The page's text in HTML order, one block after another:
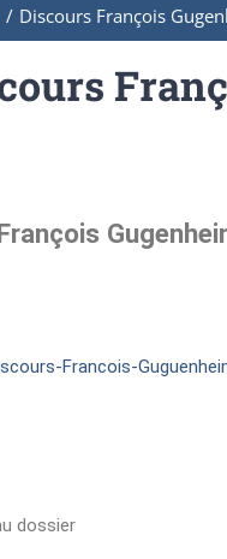
/ Discours François
Francois-
dossier